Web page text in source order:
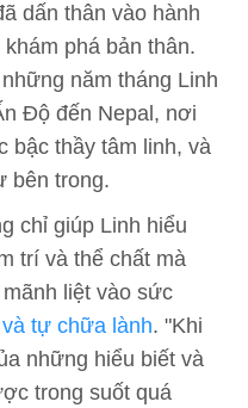
dấn thân vào hành
phá bản thân.
năm tháng Linh
Độ đến Nepal, nơi
bậc thầy tâm linh, và
bên trong.
chỉ giúp Linh hiểu
trí và thể chất mà
liệt vào sức
tự chữa lành. "Khi
những hiểu biết và
trong suốt quá